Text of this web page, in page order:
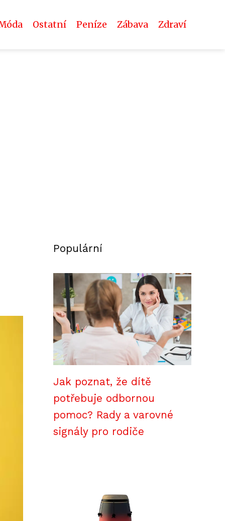
Ostatní Peníze Zábava Zdraví
Populární
Jak poznat, že dítě
potřebuje odbornou
pomoc? Rady a varovné
signály pro rodiče